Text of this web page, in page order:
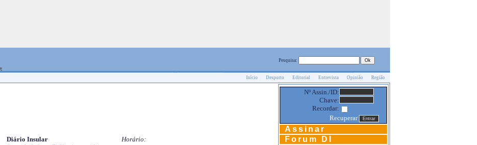
Pesquisa:
Início Desporto Editorial Entrevista Opinião Região
Diário Insular
Horário:
Nº Assin./ID:
Chave:
Recordar:
Recuperar
Assinar
Forum DI